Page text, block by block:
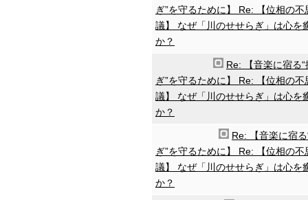
ぎ”を守るために】 Re: 【位相の不
議】 なぜ「川のせせらぎ」は心を
か？
Re: 【音楽に宿る“
ぎ”を守るために】 Re: 【位相の不
議】 なぜ「川のせせらぎ」は心を
か？
Re: 【音楽に宿
ぎ”を守るために】 Re: 【位相の不
議】 なぜ「川のせせらぎ」は心を
か？